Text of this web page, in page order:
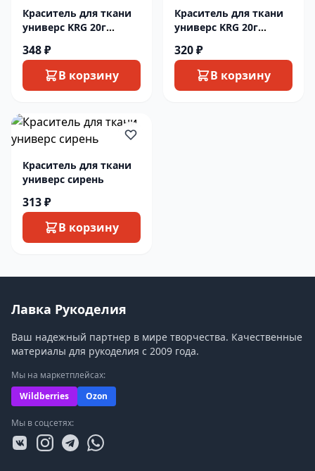
Краситель для ткани
универс KRG 20г
348 ₽
В корзину
Краситель для ткани
универс KRG 20г
320 ₽
В корзину
Краситель для ткани
универс сирень
313 ₽
В корзину
Лавка Рукоделия
Ваш надежный партнер в мире творчества. Качественные
материалы для рукоделия с 2009 года.
Мы на маркетплейсах:
Wildberries
Ozon
Мы в соцсетях: